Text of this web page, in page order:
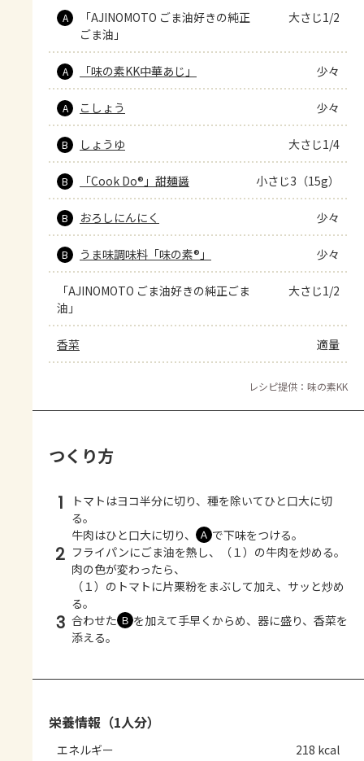
A
「AJINOMOTO ごま油好きの純正
ごま油」
大さじ1/2
A 「味の素KK中華あじ」 少々
A こしょう 少々
B しょうゆ 大さじ1/4
B 「Cook Do®」甜麺醤 小さじ3（15g）
B おろしにんにく 少々
B うま味調味料「味の素®」 少々
「AJINOMOTO ごま油好きの純正ごま
油」
大さじ1/2
香菜 適量
レシピ提供：味の素KK
つくり方
1
トマトはヨコ半分に切り、種を除いてひと口大に切
る。
牛肉はひと口大に切り、
Ａ で下味をつける。
2 フライパンにごま油を熱し、（１）の牛肉を炒める。
肉の色が変わったら、
（１）のトマトに片栗粉をまぶして加え、サッと炒め
る。
3 合わせた Ｂ を加えて手早くからめ、器に盛り、香菜を
添える。
栄養情報（1人分）
エネルギー 218 kcal